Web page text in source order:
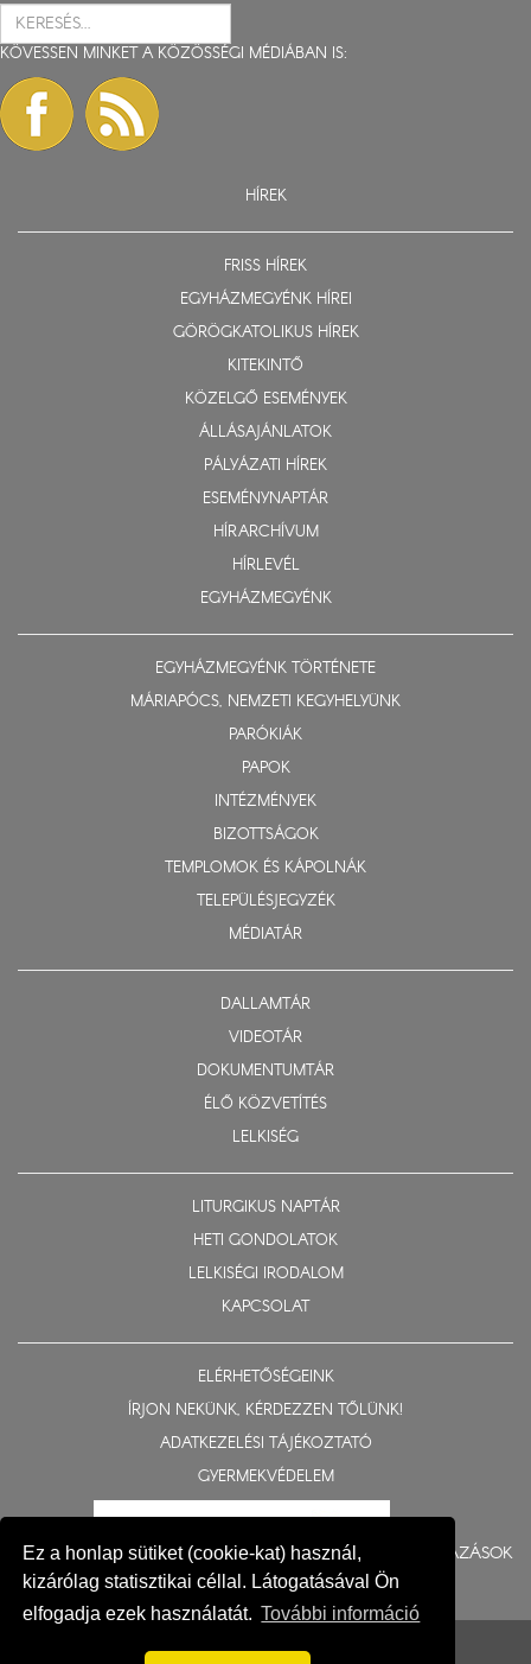
Ez a honlap sütiket (cookie-kat) használ,
kizárólag statisztikai céllal. Látogatásával Ön
elfogadja ezek használatát. További információ
KÖVESSEN MINKET A KÖZÖSSÉGI MÉDIÁBAN IS:
HÍREK
FRISS HÍREK
EGYHÁZMEGYÉNK HÍREI
GÖRÖGKATOLIKUS HÍREK
KITEKINTŐ
KÖZELGŐ ESEMÉNYEK
ÁLLÁSAJÁNLATOK
PÁLYÁZATI HÍREK
ESEMÉNYNAPTÁR
HÍRARCHÍVUM
HÍRLEVÉL
EGYHÁZMEGYÉNK
EGYHÁZMEGYÉNK TÖRTÉNETE
MÁRIAPÓCS, NEMZETI KEGYHELYÜNK
PARÓKIÁK
PAPOK
INTÉZMÉNYEK
BIZOTTSÁGOK
TEMPLOMOK ÉS KÁPOLNÁK
TELEPÜLÉSJEGYZÉK
MÉDIATÁR
DALLAMTÁR
VIDEOTÁR
DOKUMENTUMTÁR
ÉLŐ KÖZVETÍTÉS
LELKISÉG
LITURGIKUS NAPTÁR
HETI GONDOLATOK
LELKISÉGI IRODALOM
KAPCSOLAT
ELÉRHETŐSÉGEINK
ÍRJON NEKÜNK, KÉRDEZZEN TŐLÜNK!
ADATKEZELÉSI TÁJÉKOZTATÓ
GYERMEKVÉDELEM
BERUHÁZÁSOK